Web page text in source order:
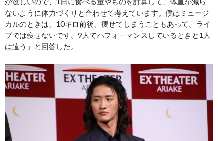
ないように体力づくりと合わせて考えています。僕はミュージ
カルのときは、10キロ前後、痩せてしまうこともあって。ライ
ブでは痩せないです。9人でパフォーマンスしているときと1人
は違う」と回答した。